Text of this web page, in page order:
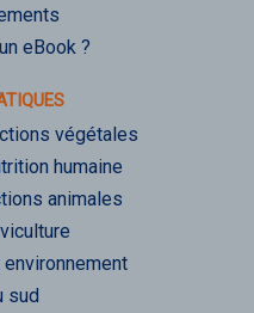
eBook ?
végétales
humaine
animales
sud